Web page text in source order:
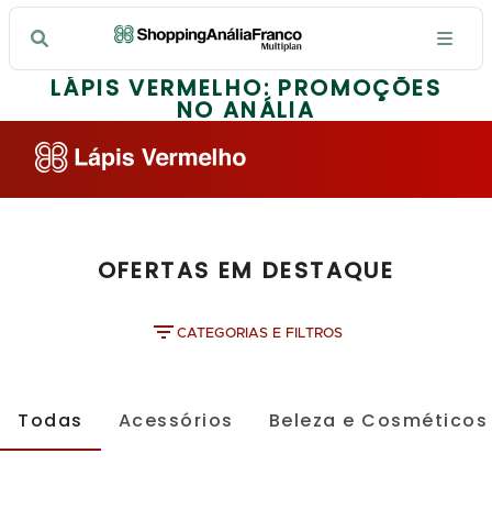
LÁPIS VERMELHO: PROMOÇÕES
NO ANÁLIA
OFERTAS EM DESTAQUE
CATEGORIAS E FILTROS
Todas Acessórios Beleza e Cosméticos